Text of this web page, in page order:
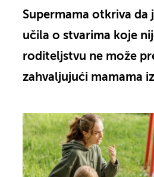
Supermama otkriva da
učila o stvarima koje
roditeljstvu ne može
zahvaljujući mamama